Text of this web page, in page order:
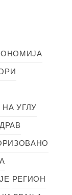
НА УГЛУ
РЕГИОН